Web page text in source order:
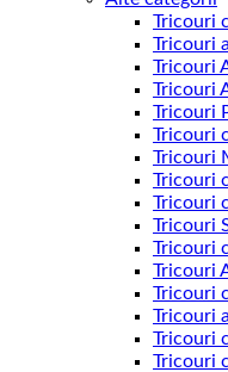
Tricouri
Tricouri
Tricouri
Tricouri
Tricouri
Tricouri
Tricouri
Tricouri
Tricouri
Tricouri
Tricouri
Tricouri
Tricouri
Tricouri
Tricouri
Tricouri